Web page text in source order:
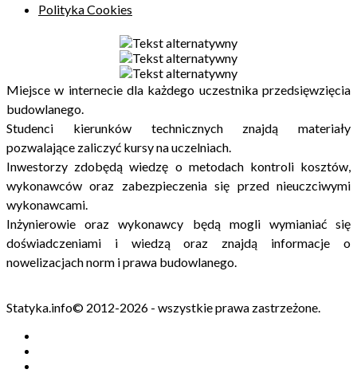
Polityka Cookies
Miejsce w internecie dla każdego uczestnika przedsięwzięcia
budowlanego.
Studenci kierunków technicznych znajdą materiały
pozwalające zaliczyć kursy na uczelniach.
Inwestorzy zdobędą wiedzę o metodach kontroli kosztów,
wykonawców oraz zabezpieczenia się przed nieuczciwymi
wykonawcami.
Inżynierowie oraz wykonawcy będą mogli wymianiać się
doświadczeniami i wiedzą oraz znajdą informacje o
nowelizacjach norm i prawa budowlanego.
Statyka.info© 2012-2026 - wszystkie prawa zastrzeżone.